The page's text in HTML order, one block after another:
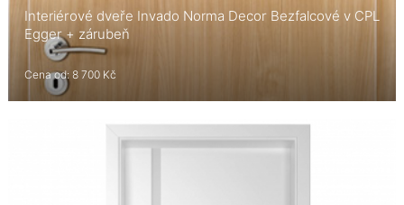
Interiérové dveře Invado Norma Decor Bezfalcové v CPL
Egger + zárubeň
Cena od: 8 700 Kč